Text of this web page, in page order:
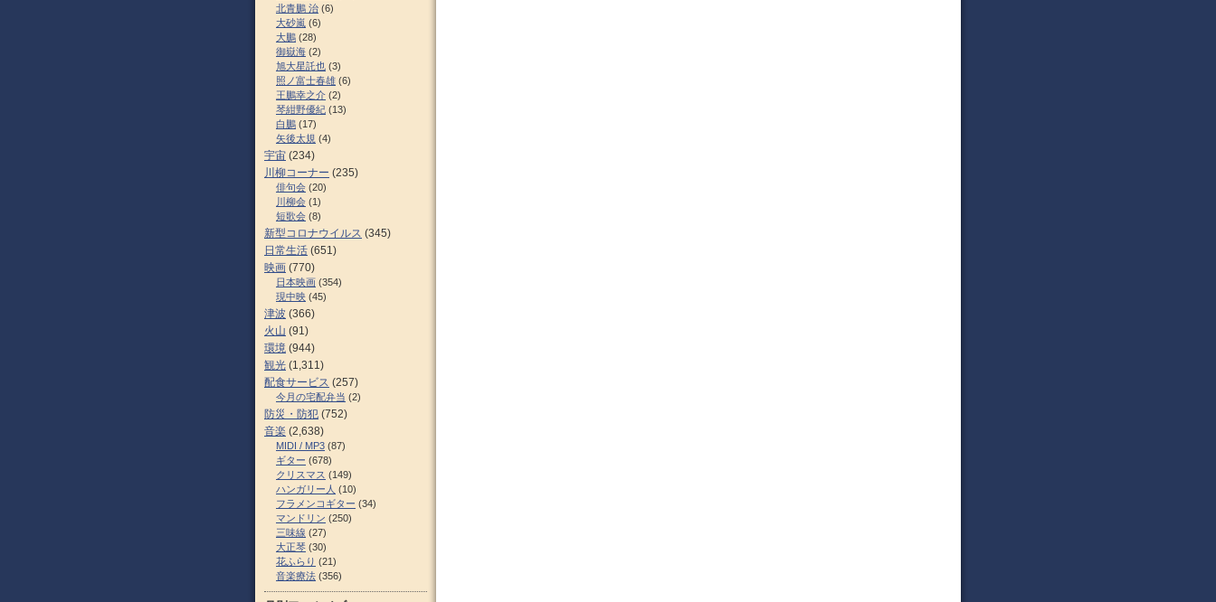
北青鵬 治 (6)
大砂嵐 (6)
大鵬 (28)
御嶽海 (2)
旭大星託也 (3)
照ノ富士春雄 (6)
王鵬幸之介 (2)
琴紺野優紀 (13)
白鵬 (17)
矢後太規 (4)
宇宙 (234)
川柳コーナー (235)
俳句会 (20)
川柳会 (1)
短歌会 (8)
新型コロナウイルス (345)
日常生活 (651)
映画 (770)
日本映画 (354)
現中映 (45)
津波 (366)
火山 (91)
環境 (944)
観光 (1,311)
配食サービス (257)
今月の宅配弁当 (2)
防災・防犯 (752)
音楽 (2,638)
MIDI / MP3 (87)
ギター (678)
クリスマス (149)
ハンガリー人 (10)
フラメンコギター (34)
マンドリン (250)
三味線 (27)
大正琴 (30)
花ふらり (21)
音楽療法 (356)